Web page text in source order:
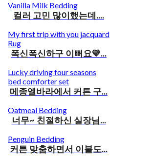
Vanilla Milk Bedding
컬러 고민 많이했는데....
My first trip with you jacquard
Rug
폭신폭신하구 이뻐요💛...
Lucky driving four seasons
bed comforter set
메종엘바라에서 커튼 구...
Oatmeal Bedding
너무~ 친절하신 실장님...
Penguin Bedding
커튼 맞춤하면서 이불도...